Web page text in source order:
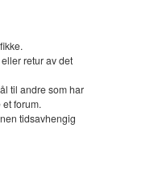
retur av det
til andre som har
forum.
tidsavhengig